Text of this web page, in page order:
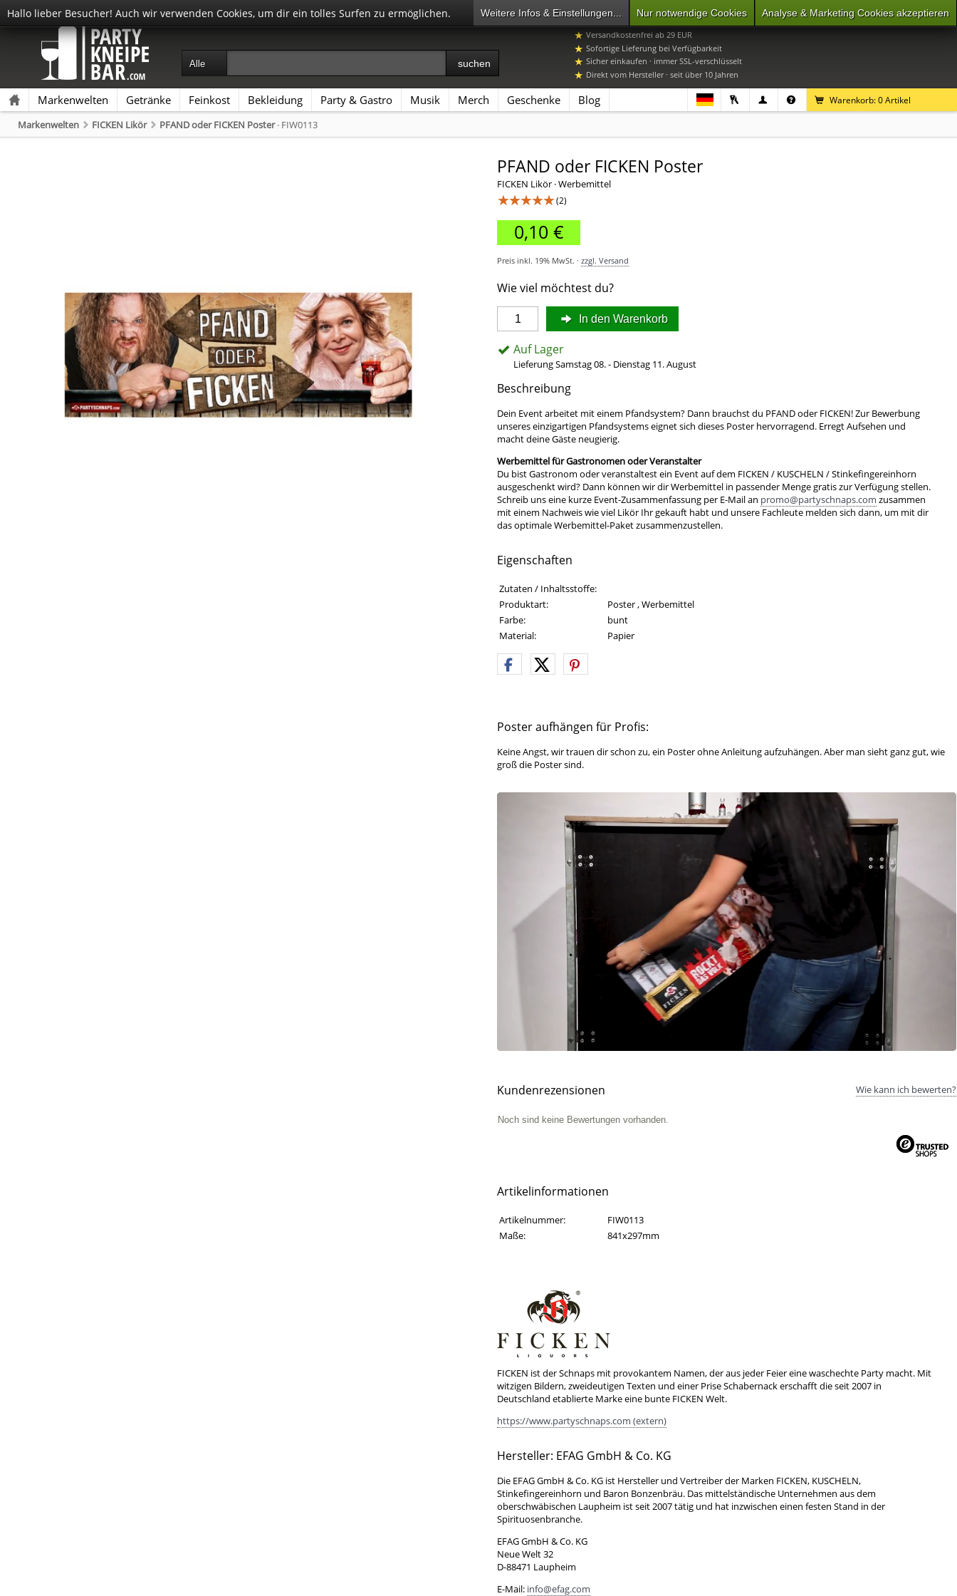
Warenkorb:0Artikel
Markenwelten Getränke Feinkost Bekleidung Party & Gastro Musik Merch Geschenke Blog
07392 96649-0 Mo-Do 9-16 Uhr, Fr 9-15 Uhr
Versandkostenfrei ab 29 EUR
Sofortige Lieferung bei Verfügbarkeit
Sicher einkaufen · immer SSL-verschlüsselt
Direkt vom Hersteller · seit über 10 Jahren
Markenwelten FICKEN Likör PFAND oder FICKEN Poster· FIW0113
PFAND oder FICKEN Poster
FICKEN Likör · Werbemittel
★★★★★(2)
0,10 €
Preis inkl. 19% MwSt. · zzgl. Versand
Wie viel möchtest du?
In den Warenkorb
Auf Lager
Lieferung Samstag 08. - Dienstag 11. August
Beschreibung
Dein Event arbeitet mit einem Pfandsystem? Dann brauchst du PFAND oder FICKEN! Zur Bewerbung
unseres einzigartigen Pfandsystems eignet sich dieses Poster hervorragend. Erregt Aufsehen und
macht deine Gäste neugierig.
Werbemittel für Gastronomen oder Veranstalter
Du bist Gastronom oder veranstaltest ein Event auf dem FICKEN / KUSCHELN / Stinkefingereinhorn
ausgeschenkt wird? Dann können wir dir Werbemittel in passender Menge gratis zur Verfügung stellen.
Schreib uns eine kurze Event-Zusammenfassung per E-Mail an promo@partyschnaps.com zusammen
mit einem Nachweis wie viel Likör Ihr gekauft habt und unsere Fachleute melden sich dann, um mit dir
das optimale Werbemittel-Paket zusammenzustellen.
Eigenschaften
Eigenschaften des Produkts
Eigenschaft Wert
Zutaten / Inhaltsstoffe:
Produktart:
Poster , Werbemittel
Farbe:
bunt
Material:
Papier
Poster aufhängen für Profis:
Keine Angst, wir trauen dir schon zu, ein Poster ohne Anleitung aufzuhängen. Aber man sieht ganz gut, wie
groß die Poster sind.
Kundenrezensionen Wie kann ich bewerten?
Noch sind keine Bewertungen vorhanden.
Artikelinformationen
Artikelinformationen
Eigenschaft Wert
Artikelnummer:
FIW0113
Maße:
841x297mm
FICKEN ist der Schnaps mit provokantem Namen, der aus jeder Feier eine waschechte Party macht. Mit
witzigen Bildern, zweideutigen Texten und einer Prise Schabernack erschafft die seit 2007 in
Deutschland etablierte Marke eine bunte FICKEN Welt.
https://www.partyschnaps.com (extern)
Hersteller: EFAG GmbH & Co. KG
Die EFAG GmbH & Co. KG ist Hersteller und Vertreiber der Marken FICKEN, KUSCHELN,
Stinkefingereinhorn und Baron Bonzenbräu. Das mittelständische Unternehmen aus dem
oberschwäbischen Laupheim ist seit 2007 tätig und hat inzwischen einen festen Stand in der
Spirituosenbranche.
EFAG GmbH & Co. KG
Neue Welt 32
D-88471 Laupheim
E-Mail: info@efag.com
Hallo lieber Besucher! Auch wir verwenden Cookies, um dir ein tolles Surfen zu ermöglichen. Analyse & Marketing Cookies akzeptieren
Nur notwendige Cookies
Weitere Infos & Einstellungen...